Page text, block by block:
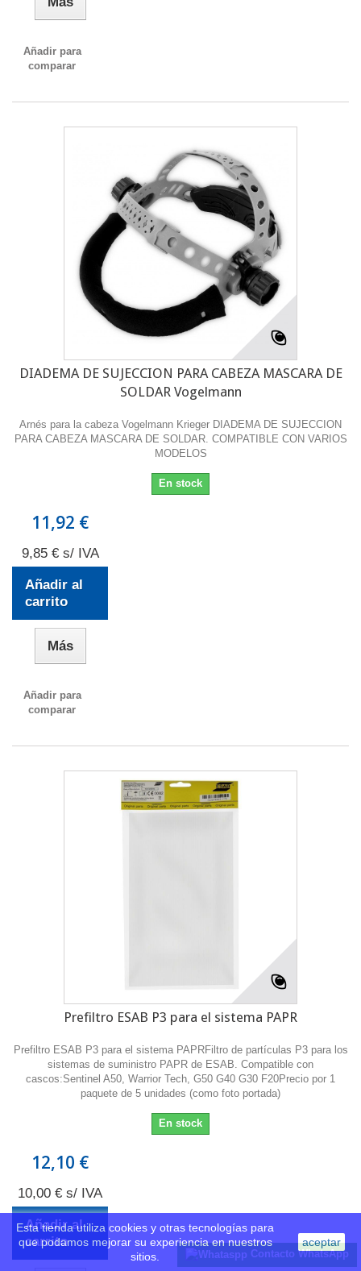
Añadir para
comparar
DIADEMA DE SUJECCION PARA CABEZA MASCARA DE
SOLDAR Vogelmann
Arnés para la cabeza Vogelmann Krieger DIADEMA DE SUJECCION
PARA CABEZA MASCARA DE SOLDAR. COMPATIBLE CON VARIOS
MODELOS
En stock
11,92 €
9,85 € s/ IVA
Añadir al
carrito
Más
Añadir para
comparar
Prefiltro ESAB P3 para el sistema PAPR
Prefiltro ESAB P3 para el sistema PAPRFiltro de partículas P3 para los
sistemas de suministro PAPR de ESAB. Compatible con
cascos:Sentinel A50, Warrior Tech, G50 G40 G30 F20Precio por 1
paquete de 5 unidades (como foto portada)
En stock
12,10 €
10,00 € s/ IVA
Añadir al
carrito
Esta tienda utiliza cookies y otras tecnologías para
que podamos mejorar su experiencia en nuestros
sitios.
aceptar
Contacto WhatsApp